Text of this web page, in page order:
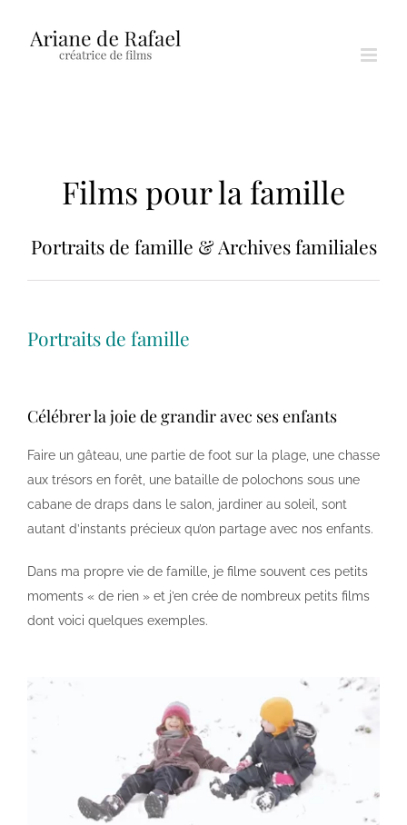
Films pour la famille
Portraits de famille & Archives familiales
Portraits de famille
Célébrer la joie de grandir avec ses enfants
Faire un gâteau, une partie de foot sur la plage, une chasse
aux trésors en forêt, une bataille de polochons sous une
cabane de draps dans le salon, jardiner au soleil, sont
autant d’instants précieux qu’on partage avec nos enfants.
Dans ma propre vie de famille, je filme souvent ces petits
moments « de rien » et j’en crée de nombreux petits films
dont voici quelques exemples.